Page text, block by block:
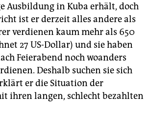
Ausbildung in Kuba erhält, doch
ist er derzeit alles andere als
verdienen kaum mehr als 650
27 US-Dollar) und sie haben
Feierabend noch woanders
Deshalb suchen sie sich
er die Situation der
ihren langen, schlecht bezahlten